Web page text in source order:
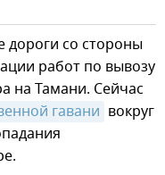
дороги со стороны
работ по вывозу
на Тамани. Сейчас
гавани вокруг